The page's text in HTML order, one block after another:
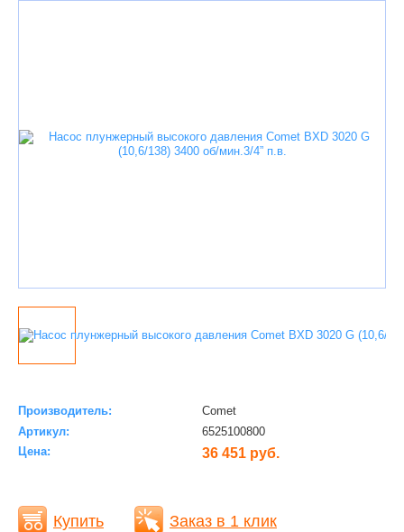
Производитель:
Comet
Артикул:
6525100800
Цена:
36 451 руб.
Купить Заказ в 1 клик